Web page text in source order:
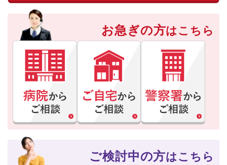
お急ぎの方はこちら
ご検討中の方はこちら